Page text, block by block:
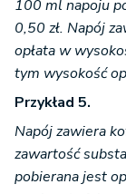
0,50 zł. Napój
opłata w
tym wysokość
Przykład 5.
Napój zawiera
zawartość
pobierana jest
zawiera kofeinę,